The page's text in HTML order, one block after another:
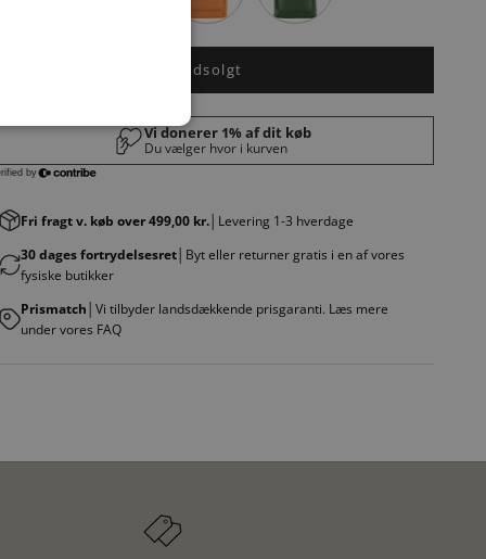
Udsolgt
Fri fragt v. køb over 499,00 kr. │Levering 1-3 hverdage
30 dages fortrydelsesret │Byt eller returner gratis i en af vores
fysiske butikker
Prismatch │Vi tilbyder landsdækkende prisgaranti. Læs mere
under vores FAQ